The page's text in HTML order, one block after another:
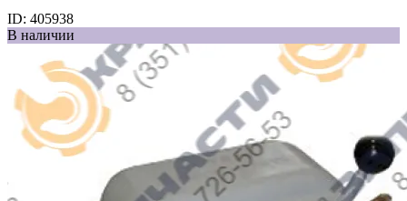
ID: 405938
В наличии